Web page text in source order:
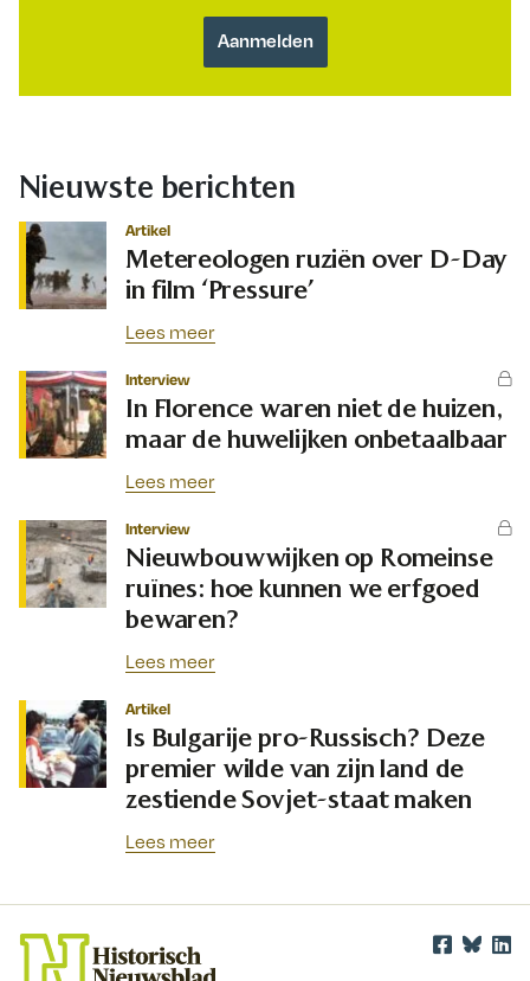
Nieuwste berichten
Artikel
Metereologen ruziën over D-Day
in film ‘Pressure’
Lees meer
Interview
In Florence waren niet de huizen,
maar de huwelijken onbetaalbaar
Lees meer
Interview
Nieuwbouwwijken op Romeinse
ruïnes: hoe kunnen we erfgoed
bewaren?
Lees meer
Artikel
Is Bulgarije pro-Russisch? Deze
premier wilde van zijn land de
zestiende Sovjet-staat maken
Lees meer